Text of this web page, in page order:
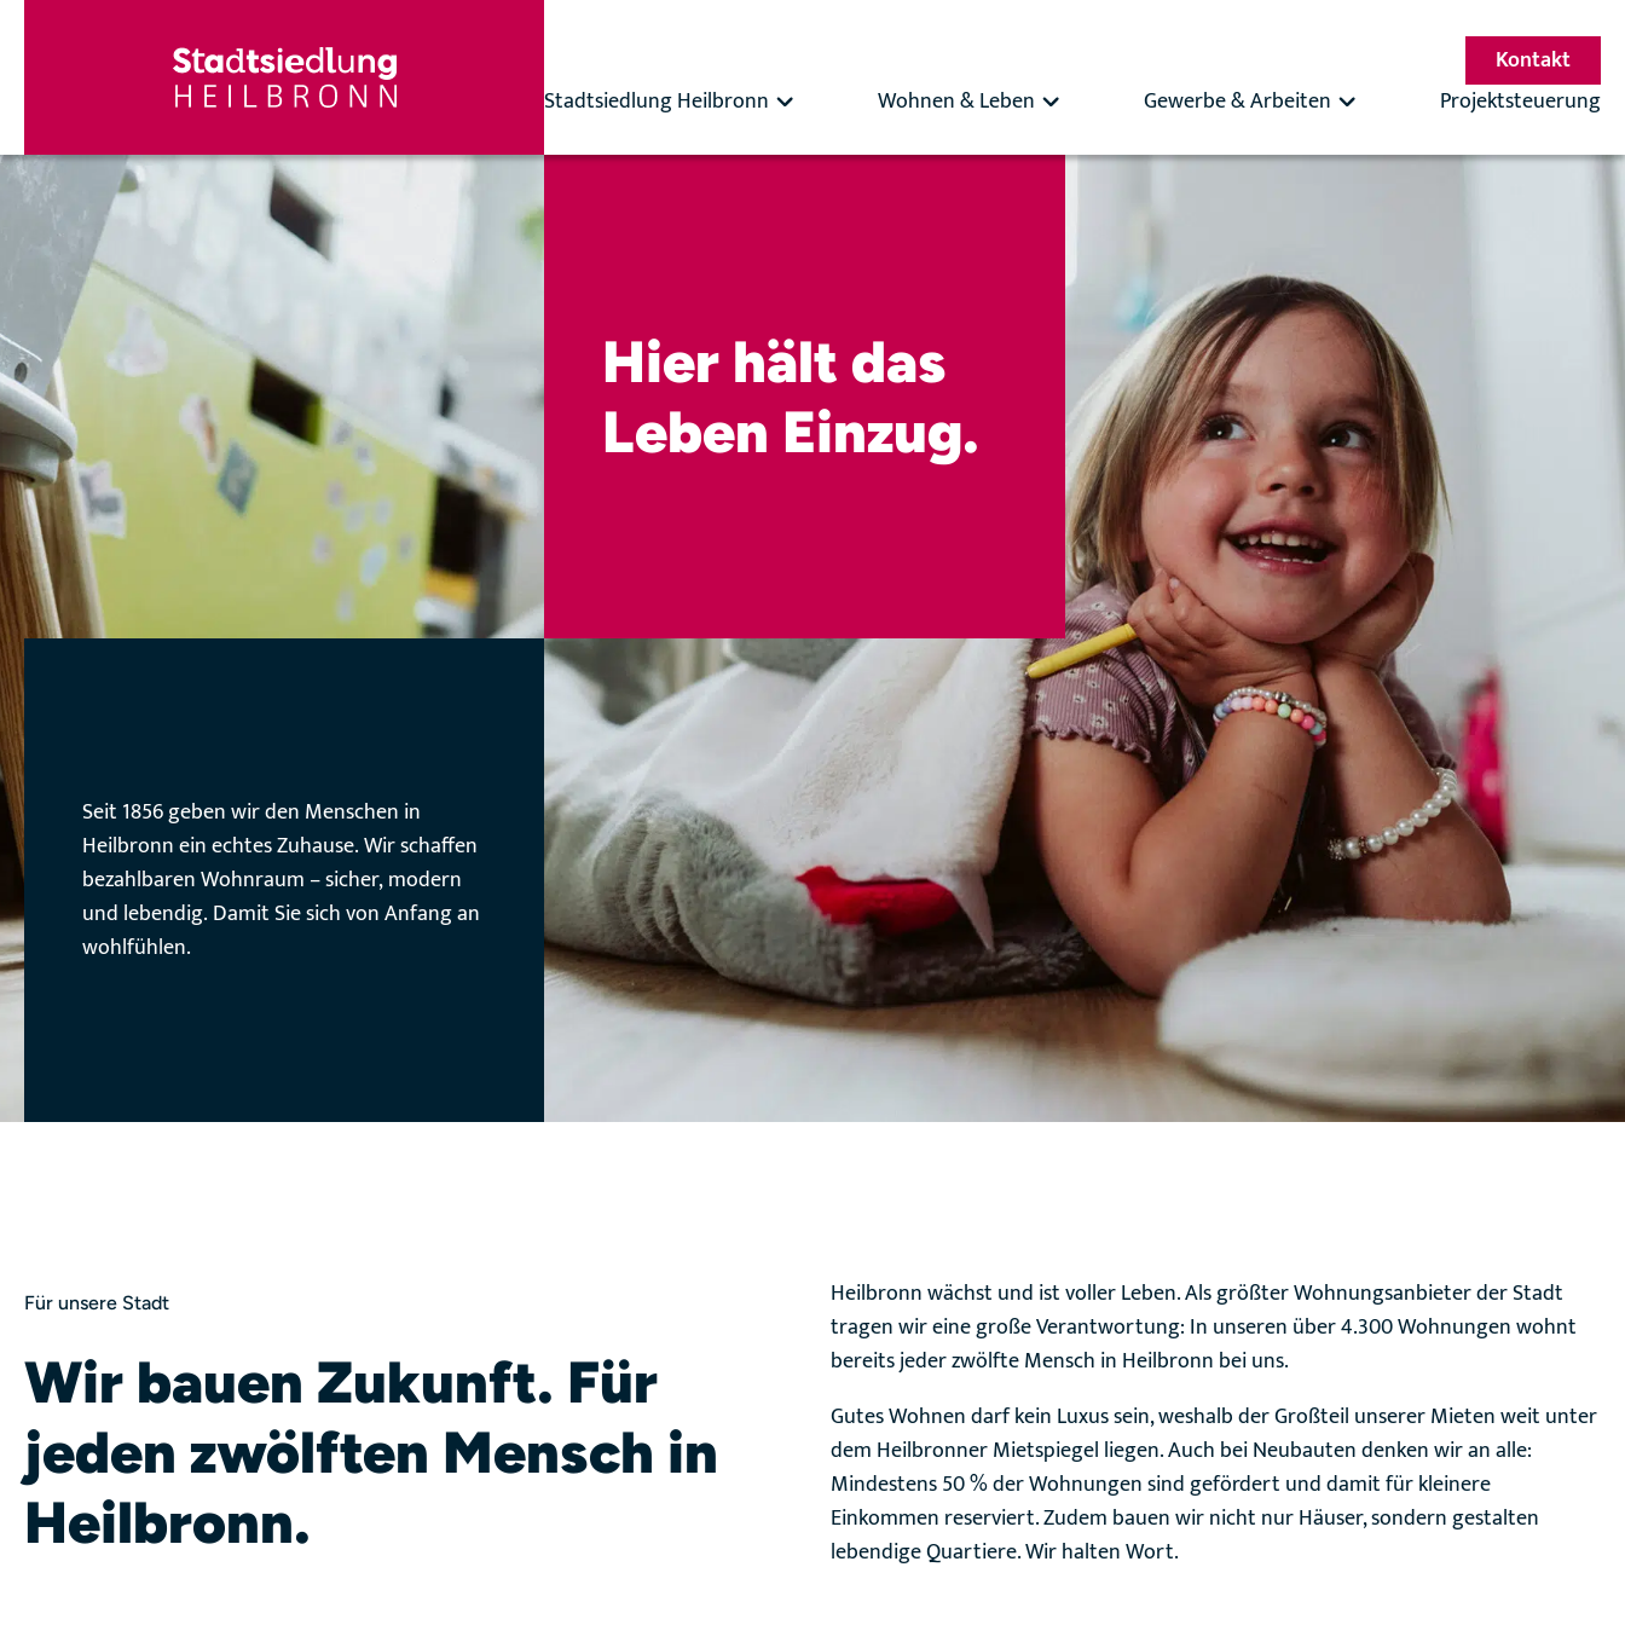
Stadtsiedlung Heilbronn Wohnen & Leben Gewerbe & Arbeiten Projektsteuerung
Kontakt
Hier hält das
Leben Einzug.
Seit 1856 geben wir den Menschen in
Heilbronn ein echtes Zuhause. Wir schaffen
bezahlbaren Wohnraum – sicher, modern
und lebendig. Damit Sie sich von Anfang an
wohlfühlen.
Für unsere Stadt
Wir bauen Zukunft. Für
jeden zwölften Mensch in
Heilbronn.
Heilbronn wächst und ist voller Leben. Als größter Wohnungsanbieter der Stadt
tragen wir eine große Verantwortung: In unseren über 4.300 Wohnungen wohnt
bereits jeder zwölfte Mensch in Heilbronn bei uns.
Gutes Wohnen darf kein Luxus sein, weshalb der Großteil unserer Mieten weit unter
dem Heilbronner Mietspiegel liegen. Auch bei Neubauten denken wir an alle:
Mindestens 50 % der Wohnungen sind gefördert und damit für kleinere
Einkommen reserviert. Zudem bauen wir nicht nur Häuser, sondern gestalten
lebendige Quartiere. Wir halten Wort.